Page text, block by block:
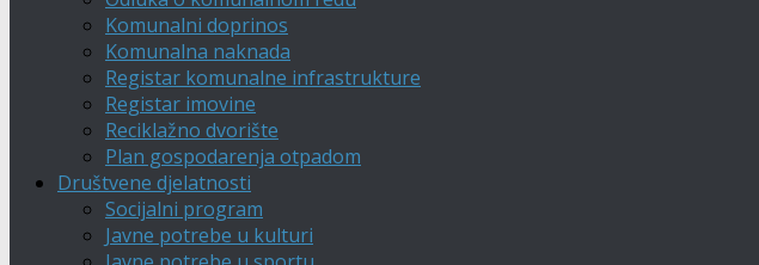
Komunalni doprinos
Komunalna naknada
Registar komunalne infrastrukture
Registar imovine
Reciklažno dvorište
Plan gospodarenja otpadom
Društvene djelatnosti
Socijalni program
Javne potrebe u kulturi